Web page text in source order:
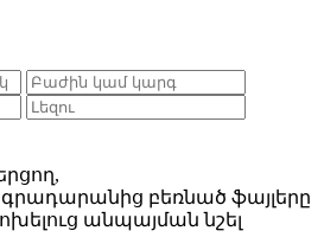
բեռնած ֆայլերը
անպայման նշել